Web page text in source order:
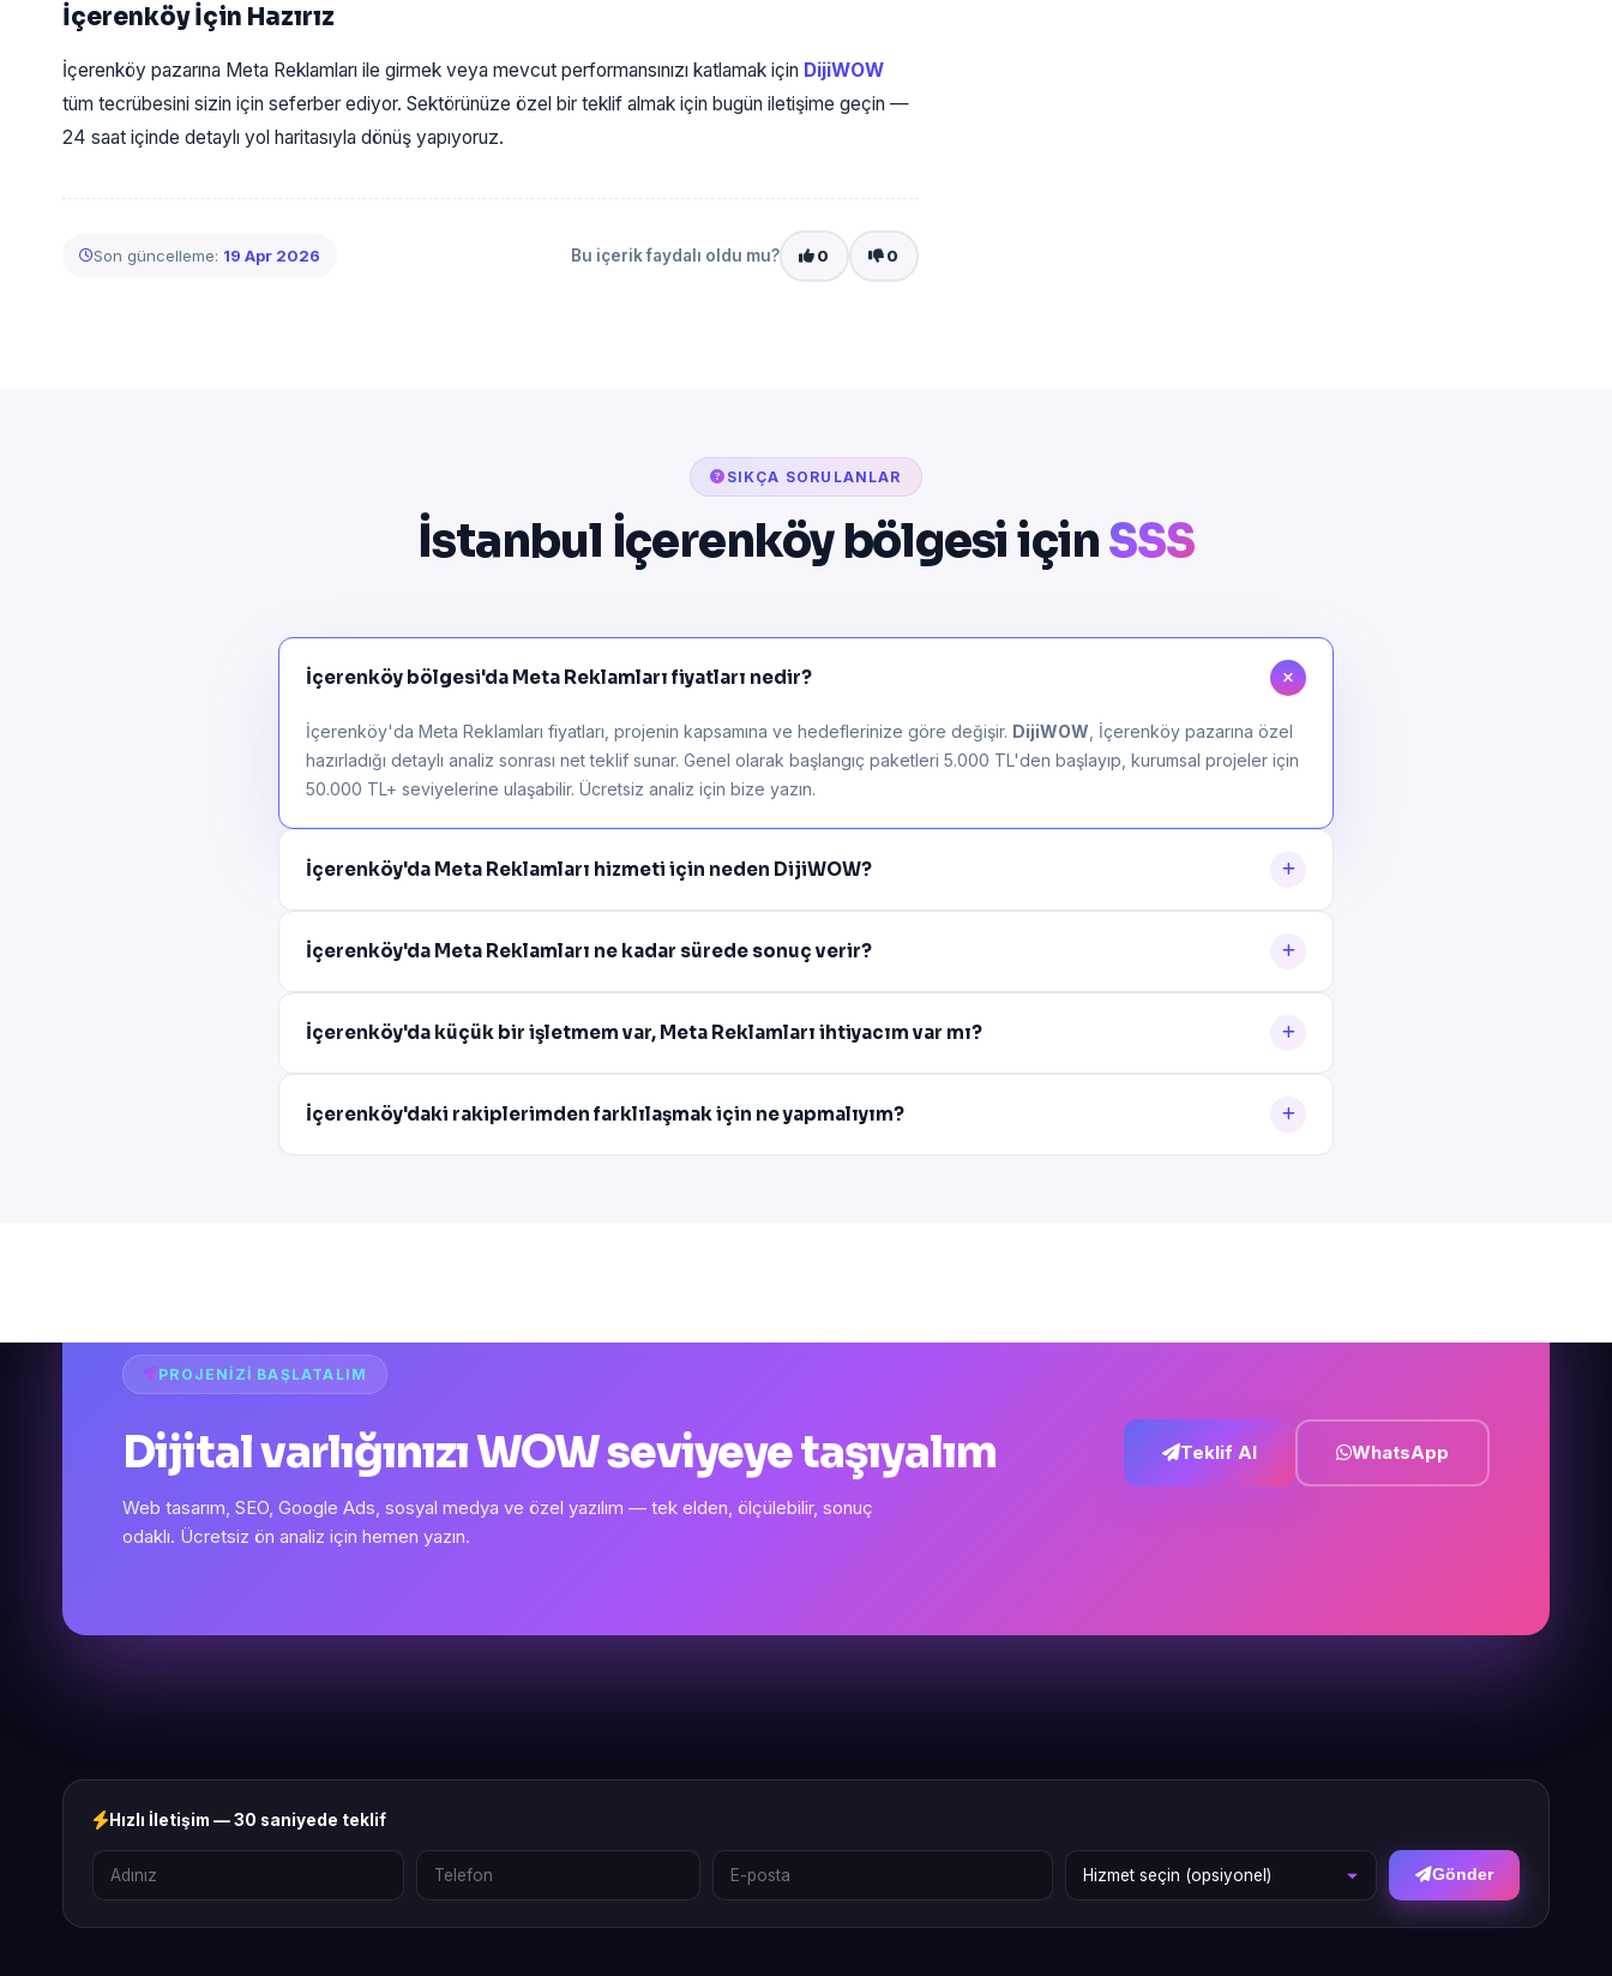
İçerenköy İçin Hazırız
İçerenköy pazarına Meta Reklamları ile girmek veya mevcut performansınızı katlamak için DijiWOW
tüm tecrübesini sizin için seferber ediyor. Sektörünüze özel bir teklif almak için bugün iletişime geçin —
24 saat içinde detaylı yol haritasıyla dönüş yapıyoruz.
Son güncelleme: 19 Apr 2026 Bu içerik faydalı oldu mu? 0 0
SIKÇA SORULANLAR
İstanbul İçerenköy bölgesi içinSSS
İçerenköy bölgesi'da Meta Reklamları fiyatları nedir?
İçerenköy'da Meta Reklamları fiyatları, projenin kapsamına ve hedeflerinize göre değişir. DijiWOW , İçerenköy pazarına özel
hazırladığı detaylı analiz sonrası net teklif sunar. Genel olarak başlangıç paketleri 5.000 TL'den başlayıp, kurumsal projeler için
50.000 TL+ seviyelerine ulaşabilir. Ücretsiz analiz için bize yazın.
İçerenköy'da Meta Reklamları hizmeti için neden DijiWOW?
İçerenköy'da Meta Reklamları ne kadar sürede sonuç verir?
İçerenköy'da küçük bir işletmem var, Meta Reklamları ihtiyacım var mı?
İçerenköy'daki rakiplerimden farklılaşmak için ne yapmalıyım?
PROJENIZI BAŞLATALIM
Dijital varlığınızı WOW seviyeye taşıyalım
Web tasarım, SEO, Google Ads, sosyal medya ve özel yazılım — tek elden, ölçülebilir, sonuç
odaklı. Ücretsiz ön analiz için hemen yazın.
Teklif Al WhatsApp
Hızlı İletişim — 30 saniyede teklif
Gönder